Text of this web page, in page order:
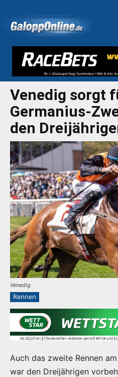
Venedig sorgt
Germanius-
den
Venedig
Rennen
Auch das zweite Rennen
war den Dreijährigen